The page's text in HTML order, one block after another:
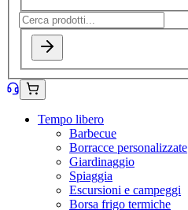
Tempo libero
Barbecue
Borracce personalizzate
Giardinaggio
Spiaggia
Escursioni e campeggi
Borsa frigo termiche